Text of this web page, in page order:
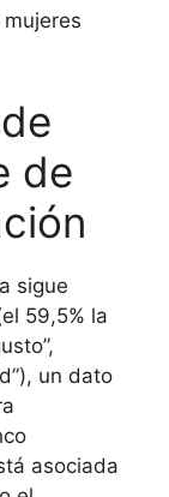
de
sigue
59,5% la
un dato
asociada